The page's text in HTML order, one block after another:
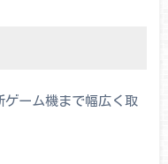
ーム機まで幅広く取